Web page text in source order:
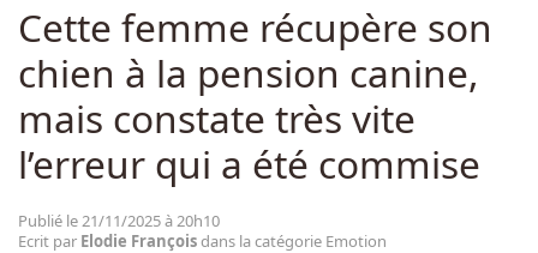
Races
Guides
Cette femme récupère son
chien à la pension canine,
mais constate très vite
l’erreur qui a été commise
Publié le 21/11/2025 à 20h10
Ecrit par Elodie Françoisdans la catégorie Emotion